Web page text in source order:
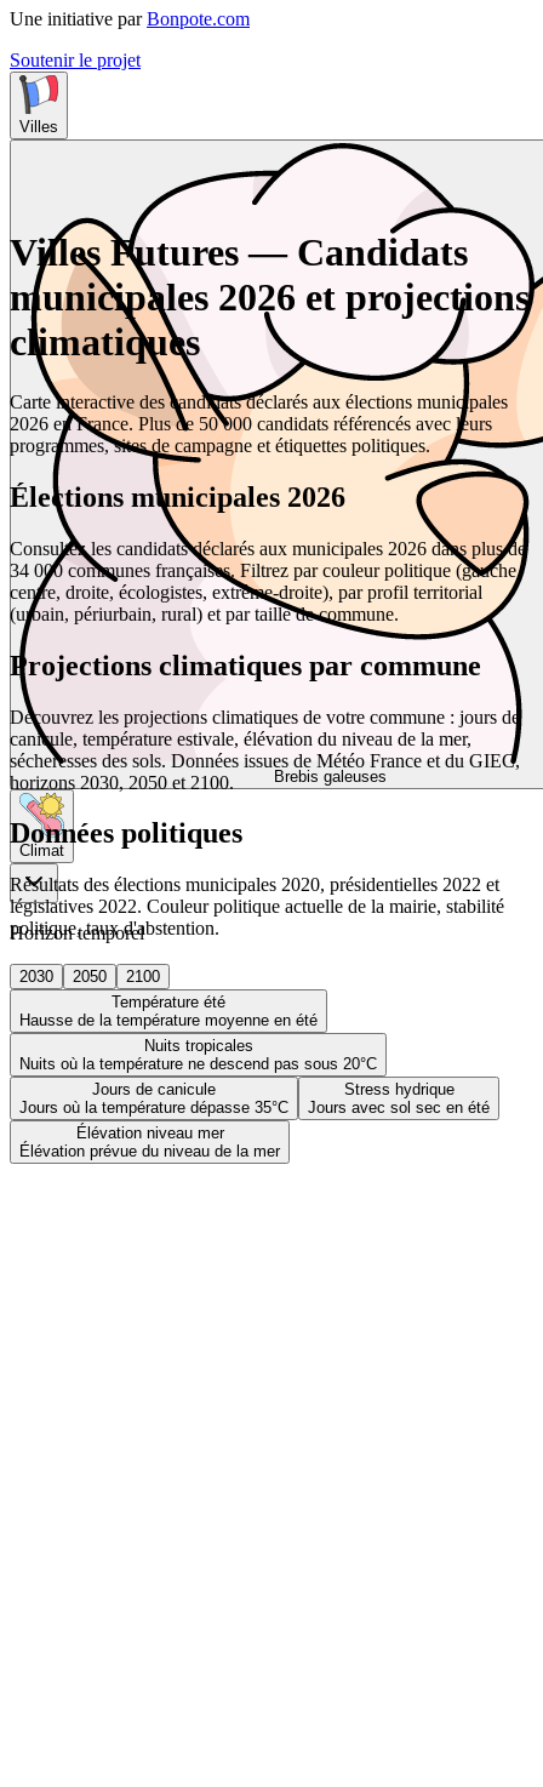
Une initiative par Bonpote.com
Soutenir le projet
Villes
Brebis galeuses
Climat
Horizon temporel
2030 2050
2100
Température été
Hausse de la température moyenne en été
Nuits tropicales
Nuits où la température ne descend pas sous 20°C
Jours de canicule
Jours où la température dépasse 35°C
Stress hydrique
Jours avec sol sec en été
Élévation niveau mer
Élévation prévue du niveau de la mer
Villes Futures — Candidats
municipales 2026 et projections
climatiques
Carte interactive des candidats déclarés aux élections municipales
2026 en France. Plus de 50 000 candidats référencés avec leurs
programmes, sites de campagne et étiquettes politiques.
Élections municipales 2026
Consultez les candidats déclarés aux municipales 2026 dans plus de
34 000 communes françaises. Filtrez par couleur politique (gauche,
centre, droite, écologistes, extrême-droite), par profil territorial
(urbain, périurbain, rural) et par taille de commune.
Projections climatiques par commune
Découvrez les projections climatiques de votre commune : jours de
canicule, température estivale, élévation du niveau de la mer,
sécheresses des sols. Données issues de Météo France et du GIEC,
horizons 2030, 2050 et 2100.
Données politiques
Résultats des élections municipales 2020, présidentielles 2022 et
législatives 2022. Couleur politique actuelle de la mairie, stabilité
politique, taux d'abstention.